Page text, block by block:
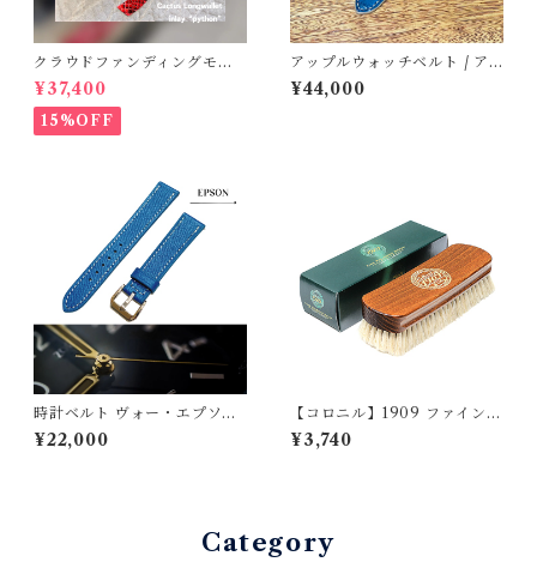
クラウドファンディングモデ
ル！Cactus・カクタス ロン
グウォレット（CWBL-03）
インレイ・パイソン × イタリ
アンショルダーレザー コン
¥37,400
15%OFF
アップルウォッチベルト / ア
リゲーター・コバルトグリー
ン・ボンベ（For 42/44/45/4
¥44,000
時計ベルト ヴォー・エプソン
ジーンブルー 19mm-16mm
【スタンダード】フルフラッ
¥22,000
【コロニル】1909 ファインポ
リッシングブラシ（山羊毛ブ
ラシ）
¥3,740
Category